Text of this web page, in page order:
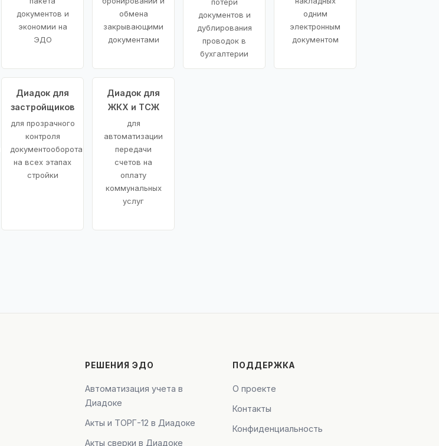
документов и
экономии на
ЭДО
обмена
закрывающими
документами
документов и
дублирования
проводок в
бухгалтерии
одним
электронным
документом
Диадок для
застройщиков
для прозрачного
контроля
документооборота
на всех этапах
стройки
Диадок для
ЖКХ и ТСЖ
для
автоматизации
передачи
счетов на
оплату
коммунальных
услуг
РЕШЕНИЯ ЭДО
Автоматизация учета в
Диадоке
Акты и ТОРГ-12 в Диадоке
Акты сверки в Диадоке
ПОДДЕРЖКА
О проекте
Контакты
Конфиденциальность